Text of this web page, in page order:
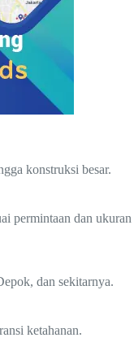
konstruksi besar.
permintaan dan ukuran
dan sekitarnya.
ketahanan.